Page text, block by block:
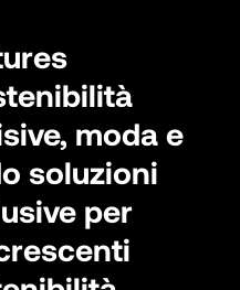
moda e
soluzioni
per